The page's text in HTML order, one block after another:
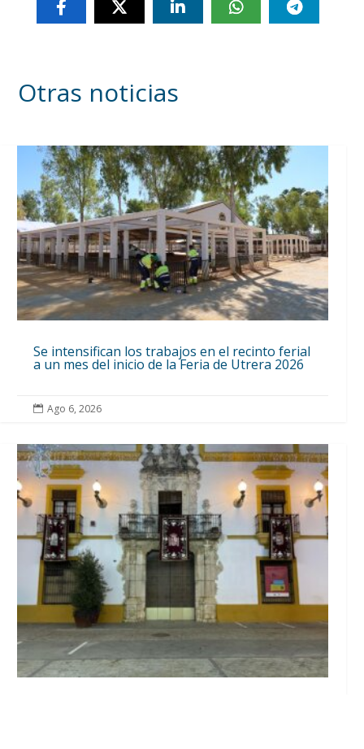
Otras noticias
Se intensifican los trabajos en el recinto ferial
a un mes del inicio de la Feria de Utrera 2026
 Ago 6, 2026